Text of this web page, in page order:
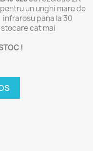
un unghi mare de
pana la 30
cat mai
!